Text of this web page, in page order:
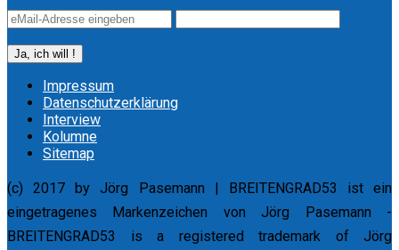
Impressum
Datenschutzerklärung
Interview
Kolumne
Sitemap
(c) 2017 by Jörg Pasemann | BREITENGRAD53 ist ein
eingetragenes Markenzeichen von Jörg Pasemann -
BREITENGRAD53 is a registered trademark of Jörg